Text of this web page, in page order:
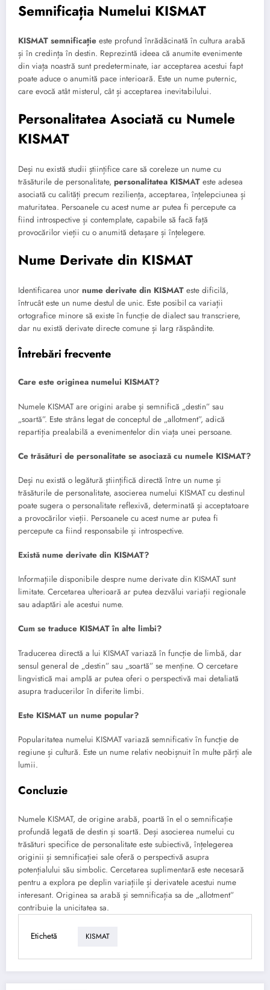
Semnificația Numelui KISMAT
KISMAT semnificație este profund înrădăcinată în cultura arabă
și în credința în destin. Reprezintă ideea că anumite evenimente
din viața noastră sunt predeterminate, iar acceptarea acestui fapt
poate aduce o anumită pace interioară. Este un nume puternic,
care evocă atât misterul, cât și acceptarea inevitabilului.
Personalitatea Asociată cu Numele
KISMAT
Deși nu există studii științifice care să coreleze un nume cu
trăsăturile de personalitate, personalitatea KISMAT este adesea
asociată cu calități precum reziliența, acceptarea, înțelepciunea și
maturitatea. Persoanele cu acest nume ar putea fi percepute ca
fiind introspective și contemplate, capabile să facă față
provocărilor vieții cu o anumită detașare și înțelegere.
Nume Derivate din KISMAT
Identificarea unor nume derivate din KISMAT este dificilă,
întrucât este un nume destul de unic. Este posibil ca variații
ortografice minore să existe în funcție de dialect sau transcriere,
dar nu există derivate directe comune și larg răspândite.
Întrebări frecvente
Care este originea numelui KISMAT?
Numele KISMAT are origini arabe și semnifică „destin” sau
„soartă”. Este strâns legat de conceptul de „allotment”, adică
repartiția prealabilă a evenimentelor din viața unei persoane.
Ce trăsături de personalitate se asociază cu numele KISMAT?
Deși nu există o legătură științifică directă între un nume și
trăsăturile de personalitate, asocierea numelui KISMAT cu destinul
poate sugera o personalitate reflexivă, determinată și acceptatoare
a provocărilor vieții. Persoanele cu acest nume ar putea fi
percepute ca fiind responsabile și introspective.
Există nume derivate din KISMAT?
Informațiile disponibile despre nume derivate din KISMAT sunt
limitate. Cercetarea ulterioară ar putea dezvălui variații regionale
sau adaptări ale acestui nume.
Cum se traduce KISMAT în alte limbi?
Traducerea directă a lui KISMAT variază în funcție de limbă, dar
sensul general de „destin” sau „soartă” se menține. O cercetare
lingvistică mai amplă ar putea oferi o perspectivă mai detaliată
asupra traducerilor în diferite limbi.
Este KISMAT un nume popular?
Popularitatea numelui KISMAT variază semnificativ în funcție de
regiune și cultură. Este un nume relativ neobișnuit în multe părți ale
lumii.
Concluzie
Numele KISMAT, de origine arabă, poartă în el o semnificație
profundă legată de destin și soartă. Deși asocierea numelui cu
trăsături specifice de personalitate este subiectivă, înțelegerea
originii și semnificației sale oferă o perspectivă asupra
potențialului său simbolic. Cercetarea suplimentară este necesară
pentru a explora pe deplin variațiile și derivatele acestui nume
interesant. Originea sa arabă și semnificația sa de „allotment”
contribuie la unicitatea sa.
Etichetă KISMAT